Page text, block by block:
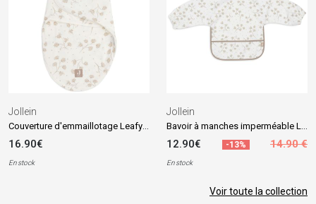
Jollein
Couverture d'emmaillotage Leafy Dreams (0-3 mois)
16.90€
En stock
Jollein
Bavoir à manches imperméable Leafy Dreams
12.90€ -13% 14.90 €
En stock
Voir toute la collection